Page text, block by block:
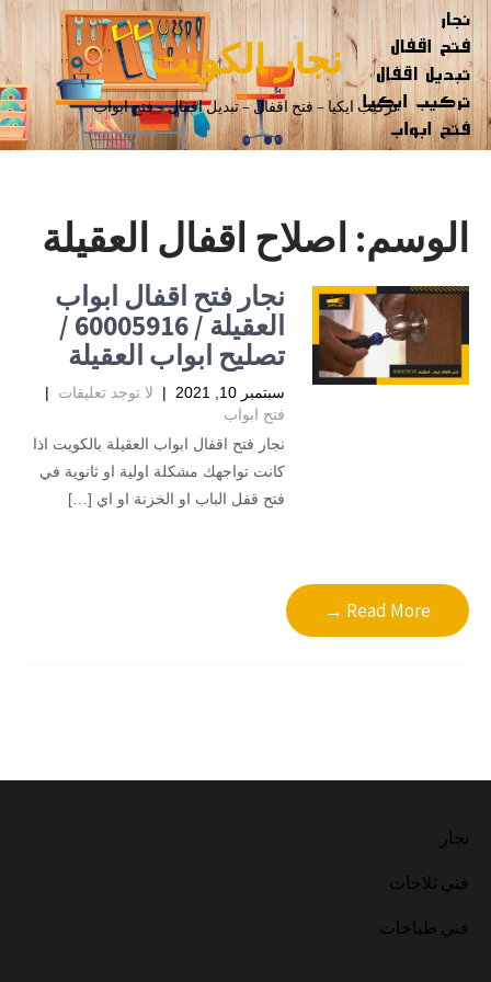
نجار الكويت
تركيب ايكيا – فتح اقفال – تبديل اقفال – فتح ابواب
الوسم: اصلاح اقفال العقيلة
نجار فتح اقفال ابواب
العقيلة / 60005916 /
تصليح ابواب العقيلة
سبتمبر 10, 2021 | لا توجد تعليقات
|
فتح ابواب
نجار فتح اقفال ابواب العقيلة بالكويت اذا
كانت تواجهك مشكلة اولية او ثانوية في
فتح قفل الباب او الخزنة او اي […]
Read More →
نجار
فني ثلاجات
فني طباخات